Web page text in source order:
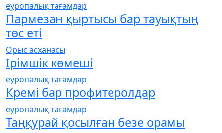
еуропалық тағамдар
Пармезан қыртысы бар тауықтың
төс еті
Орыс асханасы
Ірімшік көмеші
еуропалық тағамдар
Кремі бар профитеролдар
еуропалық тағамдар
Таңқурай қосылған безе орамы